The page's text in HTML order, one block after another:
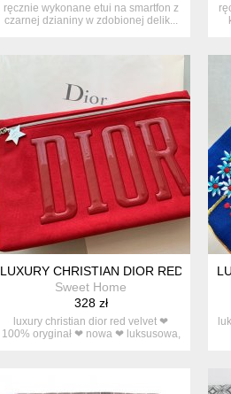
ręcznie wykonane etui na smartfon z
czarnej dzianiny w zdobionej delik...
LUXURY CHRISTIAN DIOR RED
Sweet Home
328 zł
luxury christian dior red velvet ❤
100% oryginał ❤ nowa ❤ luksusowa,